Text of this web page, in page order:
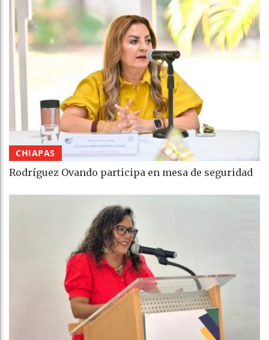
CHIAPAS
Rodríguez Ovando participa en mesa de seguridad